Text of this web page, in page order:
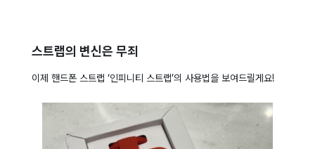
스트랩의 변신은 무죄
이제 핸드폰 스트랩 ‘인피니티 스트랩’의 사용법을 보여드릴게요!